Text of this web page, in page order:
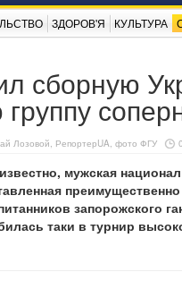
ЗДОРОВ'Я КУЛЬТУРА
сборную
Лозовой, РепортерUA, фото ФГУ
мужская
запорожского
таки в турнир